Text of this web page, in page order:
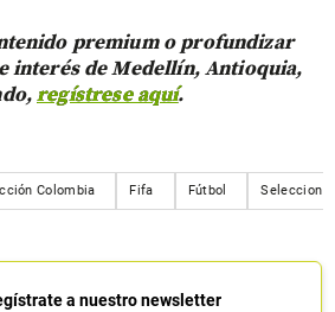
premium o profundizar
interés de Medellín, Antioquia,
regístrese aquí.
Colombia Fifa Fútbol Seleccion
a nuestro newsletter